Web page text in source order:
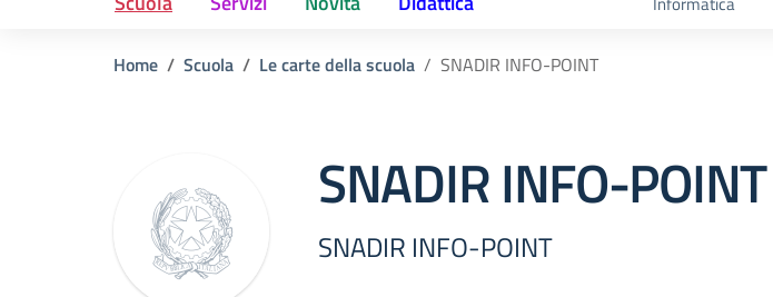
Home Scuola Le carte della scuola SNADIR INFO-POINT
SNADIR INFO-POINT
SNADIR INFO-POINT